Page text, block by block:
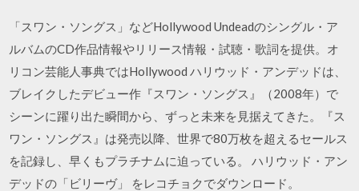
「スワン・ソングス」などHollywood Undeadのシングル・ア
ルバムのCD作品情報やリリース情報・試聴・歌詞を提供。オ
リコン芸能人事典ではHollywood ハリウッド・アンデッドは、
ブレイクしたデビュー作『スワン・ソングス』（2008年）で
シーンに躍り出た瞬間から、ずっと未来を見据えてきた。『ス
ワン・ソングス』は発売以降、世界で80万枚を超えるセールス
を記録し、早くもプラチナムに迫っている。 ハリウッド・アン
デッドの「ビリーヴ」 をレコチョクでダウンロード。